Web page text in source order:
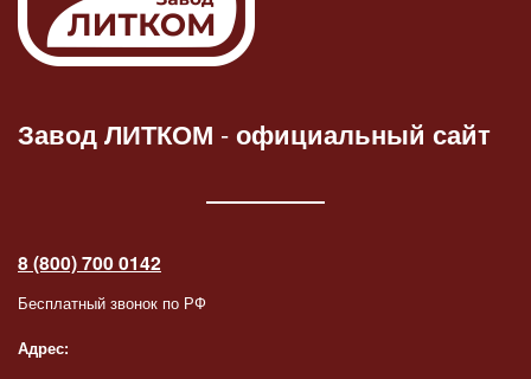
Завод ЛИТКОМ -официальный сайт
8 (800) 700 0142
Бесплатный звонок по РФ
Адрес: